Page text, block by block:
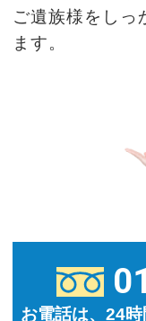
ご遺族様をしっ
ます。
お電話は、24